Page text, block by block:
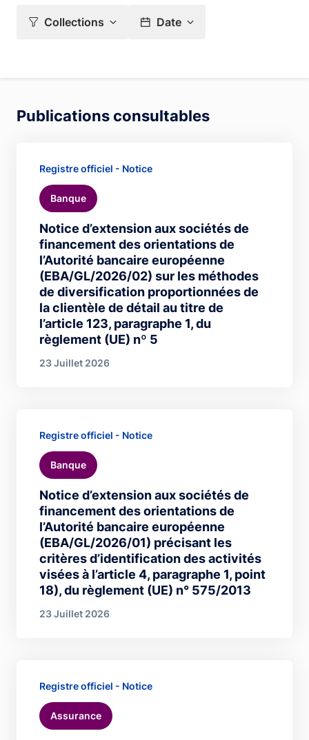
Collections Date
Publications consultables
Notice d’extension aux sociétés de
financement des orientations de
l’Autorité bancaire européenne
(EBA/GL/2026/02) sur les méthodes
de diversification proportionnées de
la clientèle de détail au titre de
l’article 123, paragraphe 1, du
règlement (UE) nº 5
Registre officiel - Notice
Banque
23 Juillet 2026
Notice d’extension aux sociétés de
financement des orientations de
l’Autorité bancaire européenne
(EBA/GL/2026/01) précisant les
critères d’identification des activités
visées à l’article 4, paragraphe 1, point
18), du règlement (UE) n° 575/2013
Registre officiel - Notice
Banque
23 Juillet 2026
Registre officiel - Notice
Assurance